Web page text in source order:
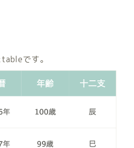
です。